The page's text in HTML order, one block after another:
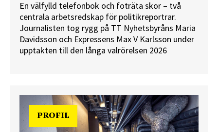
En välfylld telefonbok och foträta skor – två
centrala arbetsredskap för politikreportrar.
Journalisten tog rygg på TT Nyhetsbyråns Maria
Davidsson och Expressens Max V Karlsson under
upptakten till den långa valrörelsen 2026
PROFIL